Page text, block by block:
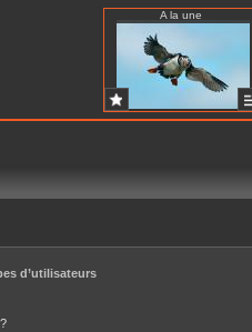
A la une
d’utilisateurs